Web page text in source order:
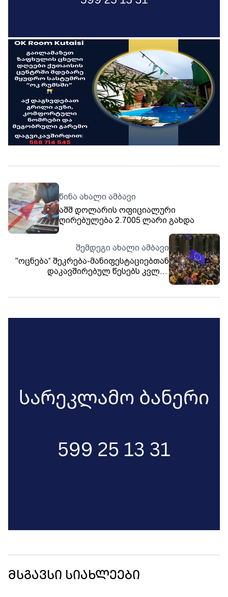
წინა ახალი ამბავი
აშშ დოლარის ოფიციალური
ღირებულება 2.7005 ლარი გახდა
შემდეგი ახალი ამბავი
"ოცნება“ შეკრება-მანიფესტაციებთან
დაკავშირებულ წესებს კვლავ
მსგავსი სიახლეები